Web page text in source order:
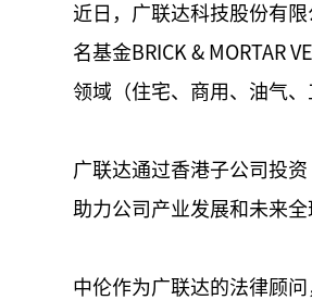
近日，广联达科技股份有
名基金BRICK & MORTAR
领域（住宅、商用、油气
广联达通过香港子公司投
助力公司产业发展和未来全
中伦作为广联达的法律顾